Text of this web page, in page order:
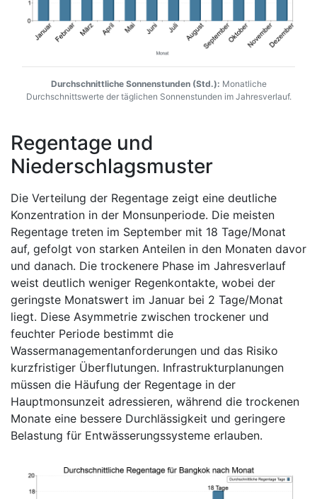
Durchschnittliche Sonnenstunden (Std.): Monatliche
Durchschnittswerte der täglichen Sonnenstunden im Jahresverlauf.
Regentage und
Niederschlagsmuster
Die Verteilung der Regentage zeigt eine deutliche
Konzentration in der Monsunperiode. Die meisten
Regentage treten im September mit 18 Tage/Monat
auf, gefolgt von starken Anteilen in den Monaten davor
und danach. Die trockenere Phase im Jahresverlauf
weist deutlich weniger Regenkontakte, wobei der
geringste Monatswert im Januar bei 2 Tage/Monat
liegt. Diese Asymmetrie zwischen trockener und
feuchter Periode bestimmt die
Wassermanagementanforderungen und das Risiko
kurzfristiger Überflutungen. Infrastrukturplanungen
müssen die Häufung der Regentage in der
Hauptmonsunzeit adressieren, während die trockenen
Monate eine bessere Durchlässigkeit und geringere
Belastung für Entwässerungssysteme erlauben.